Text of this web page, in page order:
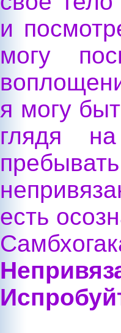
и
могу
я могу
глядя
есть